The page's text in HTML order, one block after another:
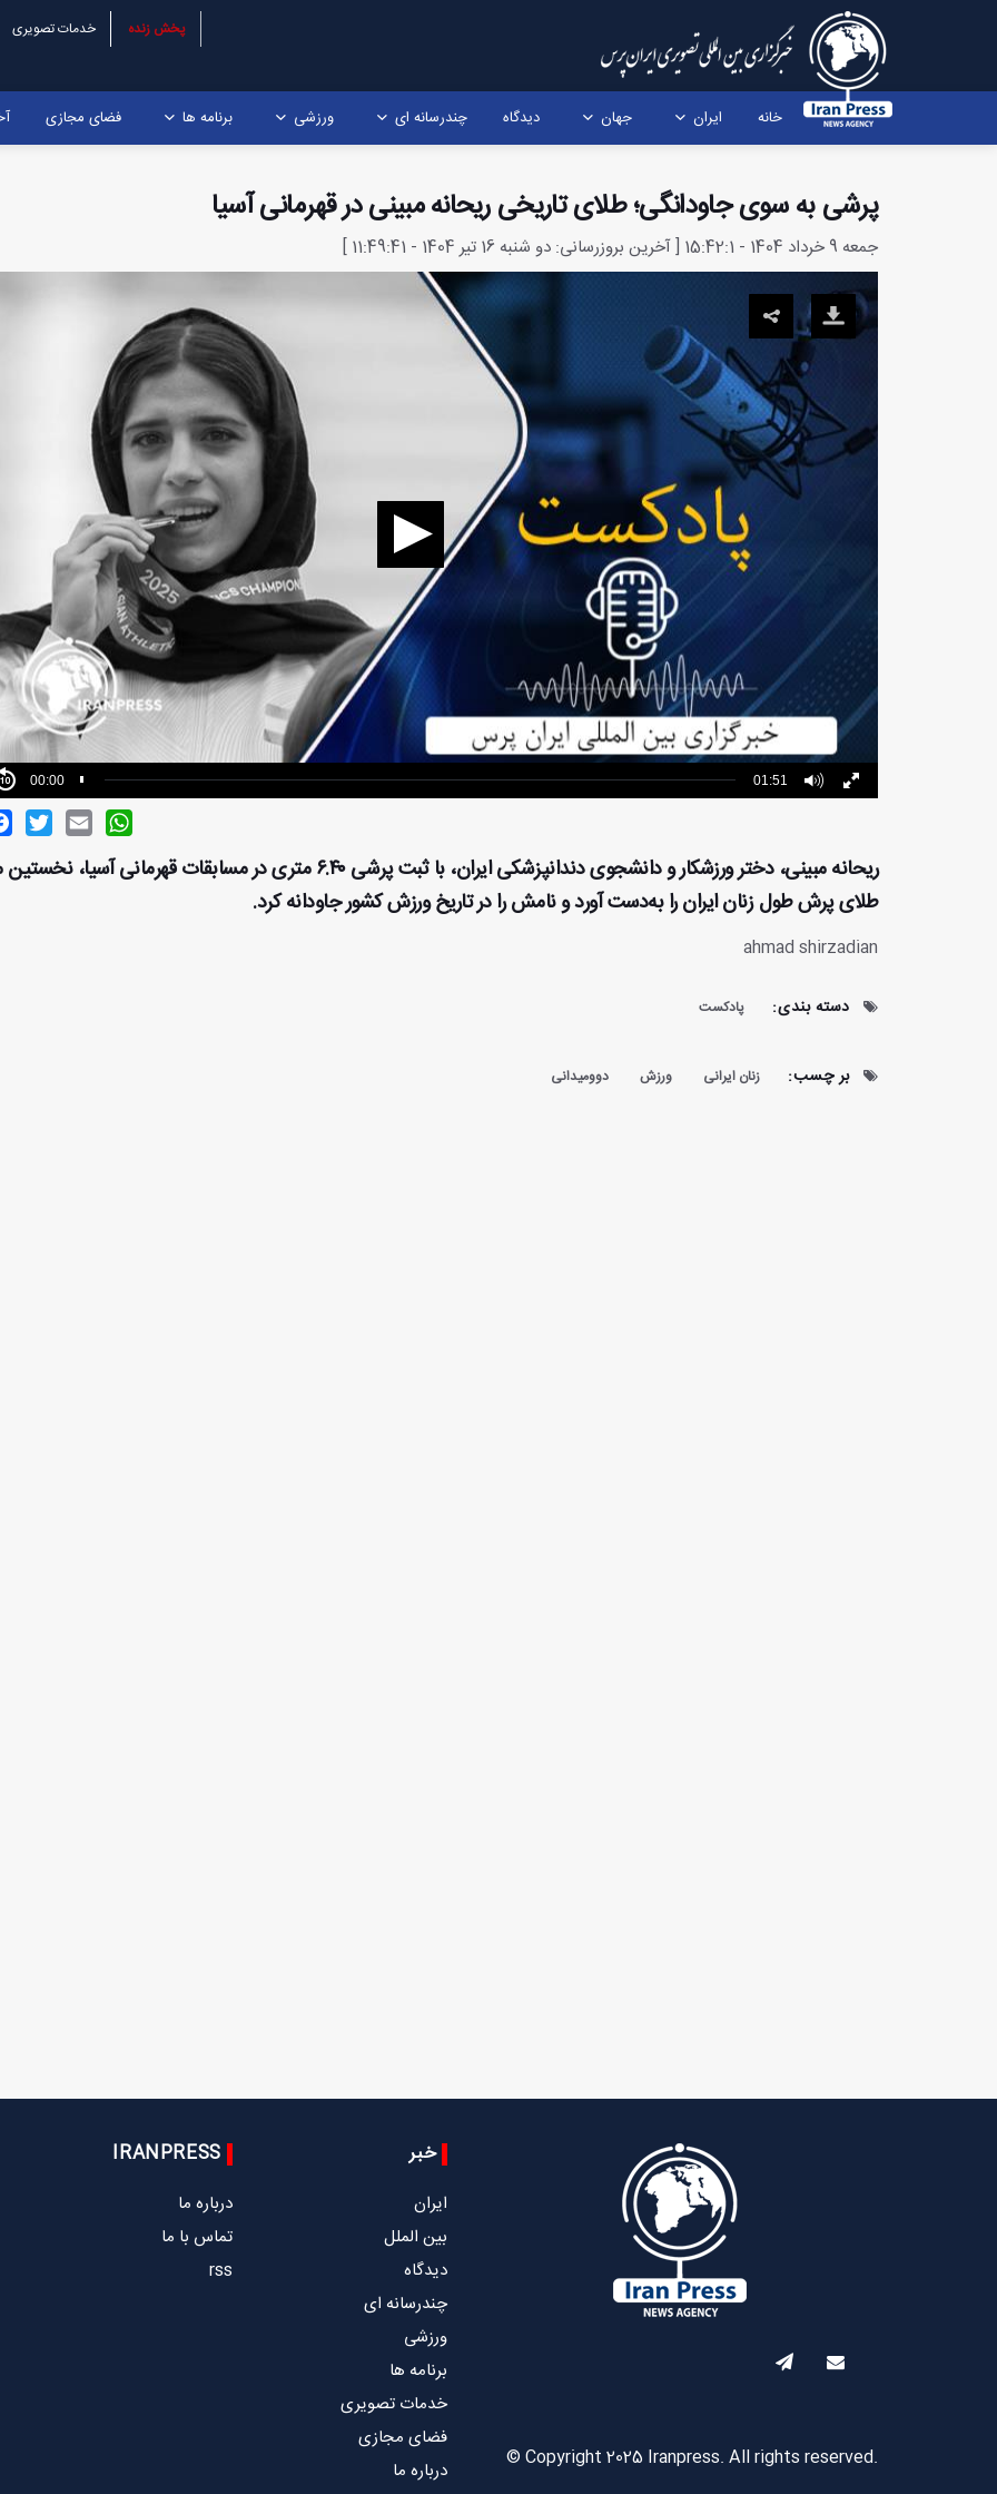
پخش زنده خدمات تصویری
خانه ایران جهان دیدگاه چندرسانه ای ورزشی برنامه ها فضای مجازی
پرشی به سوی جاودانگی؛ طلای تاریخی ریحانه مبینی در قهرمانی آسیا
جمعه 9 خرداد 1404 - 15:42:1 [ آخرین بروزرسانی: دو شنبه 16 تیر 1404 - 11:49:41 ]
00:00 01:51
Email
WhatsApp
ریحانه مبینی، دختر ورزشکار و دانشجوی دندانپزشکی ایران، با ثبت پرشی ۶.۴۰ متری در مسابقات قهرمانی
طلای پرش طول زنان ایران را به‌دست آورد و نامش را در تاریخ ورزش کشور جاودانه کرد.
ahmad shirzadian
دسته بندی: پادکست
بر چسب: زنان ایرانی ورزش دوومیدانی
© Copyright 2025 Iranpress. All rights reserved.
خبر
ایران
بین الملل
دیدگاه
چندرسانه ای
ورزشی
برنامه ها
خدمات تصویری
فضای مجازی
درباره ما
IRANPRESS
درباره ما
تماس با ما
rss